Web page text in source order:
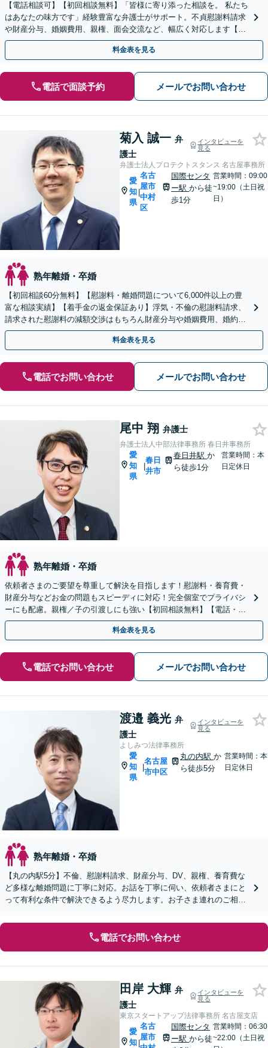
【電話相談可】【初回相談無料】「皆様に寄り添った相談を。 私たち
はあなたの味方です」経験豊富な弁護士がサポート。不貞慰謝料請求
や財産分与、婚姻費用、親権、面会交流など、幅広く対応します【夜
間・休日面談可】【完全個室】【名古屋駅7分】
料金表を見る
電話で面談予約 メールでお問い合わせ
菊入 誠一 弁
護士
インタビューを
見る
弁護士法人プロテクトスタンス 名古屋事務所
愛
知
県
|
名古
屋市
中村
区
国際センタ
ー駅から徒
歩1分
営業時間：09:00
~19:00（土日祝
日）
熟年離婚・卒婚
【初回相談60分無料】【慰謝料・離婚問題について6,000件以上の豊
富な相談実績】【着手金の返金保証あり】浮気・不倫の慰謝料請求、
請求された慰謝料の減額交渉はもちろん財産分与や婚姻費用、婚約破
棄など様々な離婚・男女問題の解決実績が豊富です。
料金表を見る
電話でお問い合わせ メールでお問い合わせ
尾中 翔 弁護士
弁護士法人中部法律事務所 春日井事務所
愛
知
県
|
春日
井市
春日井駅か
ら徒歩1分
営業時間：本
日定休日
熟年離婚・卒婚
依頼者さまのご要望を尊重して解決を目指します！慰謝料・養育費・
財産分与などお金の問題もスピーディに対応！完全個室でプライバシ
ーにも配慮。親権／子の引渡しにも強い【初回相談無料】【電話・オ
ンライン相談可】
料金表を見る
電話でお問い合わせ メールでお問い合わせ
渡邉 義光 弁
護士
インタビューを
見る
よしみつ法律事務所
愛
知
県
|
名古屋
市中区
丸の内駅か
ら徒歩5分
営業時間：本
日定休日
熟年離婚・卒婚
【丸の内駅5分】不倫、慰謝料請求、財産分与、DV、親権、養育費な
ど多様な離婚問題に丁寧に対応。お話を丁寧に伺い、依頼者さまにと
って有利な条件で解決できるよう尽力します。お子さま連れのご相談
電話でお問い合わせ
田岸 大輝 弁
護士
インタビューを
見る
東京スタートアップ法律事務所 名古屋支店
愛
知 |
名古
屋市
国際センタ
ー駅から徒
営業時間：06:30
~22:00（土日祝